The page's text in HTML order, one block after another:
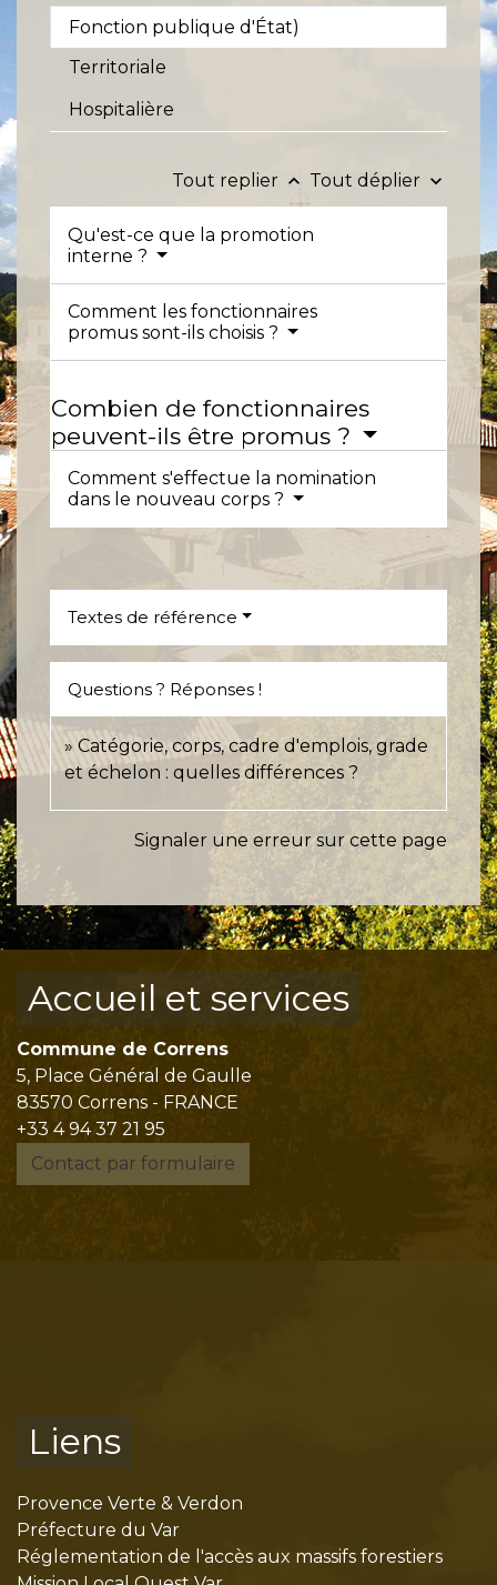
Fonction publique d'État)
Territoriale
Hospitalière
Tout replier keyboard_arrow_up Tout déplier keyboard_arrow_down
Qu'est-ce que la promotion
interne ?
Comment les fonctionnaires
promus sont-ils choisis ?
Combien de fonctionnaires
peuvent-ils être promus ?
Comment s'effectue la nomination
dans le nouveau corps ?
Textes de référence
Questions ? Réponses !
Catégorie, corps, cadre d'emplois, grade
et échelon : quelles différences ?
Signaler une erreur sur cette page
Accueil et services
Commune de Correns
5, Place Général de Gaulle
83570 Correns - FRANCE
+33 4 94 37 21 95
Contact par formulaire
Liens
Provence Verte & Verdon
Préfecture du Var
Réglementation de l'accès aux massifs forestiers